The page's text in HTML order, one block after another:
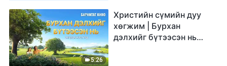
5:26
Христийн сүмийн дуу
хөгжим | Бурхан
дэлхийг бүтээсэн нь